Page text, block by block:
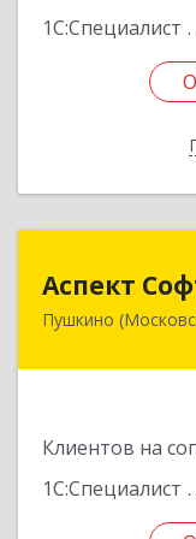
1С:Специалист
Аспект
Пушкино
Клиентов на
1С:Специалист
141205,